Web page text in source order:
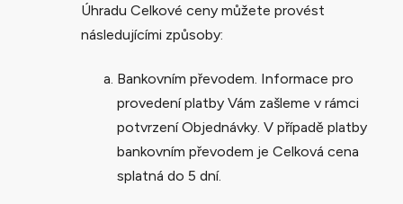
Úhradu Celkové ceny můžete provést
následujícími způsoby:
Bankovním převodem. Informace pro
provedení platby Vám zašleme v rámci
potvrzení Objednávky. V případě platby
bankovním převodem je Celková cena
splatná do 5 dní.